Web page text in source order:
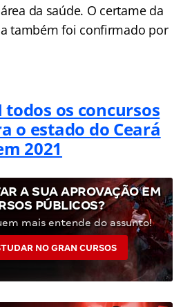
da saúde. O certame da
também foi confirmado por
todos os concursos
o estado do Ceará
2021
A SUA APROVAÇÃO EM
PÚBLICOS?
mais entende do assunto!
NO GRAN CURSOS